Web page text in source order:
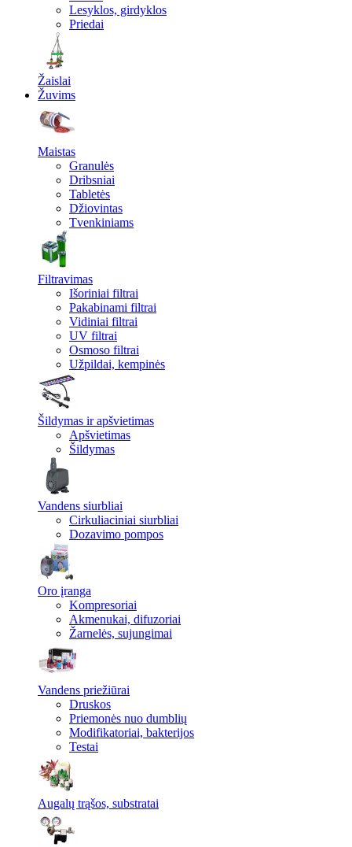
Lesyklos, girdyklos
Priedai
Žaislai
Žuvims
Maistas
Granulės
Dribsniai
Tabletės
Džiovintas
Tvenkiniams
Filtravimas
Išoriniai filtrai
Pakabinami filtrai
Vidiniai filtrai
UV filtrai
Osmoso filtrai
Užpildai, kempinės
Šildymas ir apšvietimas
Apšvietimas
Šildymas
Vandens siurbliai
Cirkuliaciniai siurbliai
Dozavimo pompos
Oro įranga
Kompresoriai
Akmenukai, difuzoriai
Žarnelės, sujungimai
Vandens priežiūrai
Druskos
Priemonės nuo dumblių
Modifikatoriai, bakterijos
Testai
Augalų trąšos, substratai